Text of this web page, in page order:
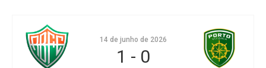
14 de junho de 2026
1 - 0